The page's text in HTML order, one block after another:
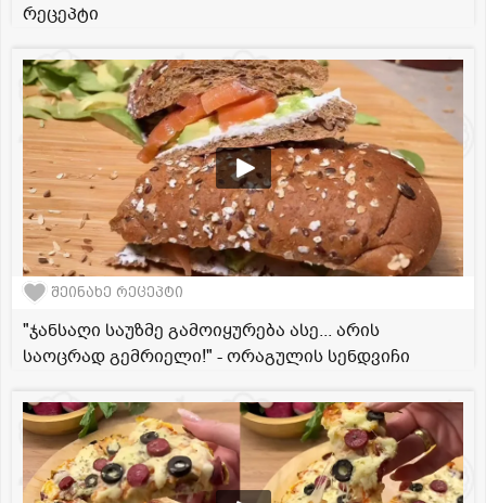
რეცეპტი
შეინახე რეცეპტი
"ჯანსაღი საუზმე გამოიყურება ასე... არის
საოცრად გემრიელი!" - ორაგულის სენდვიჩი